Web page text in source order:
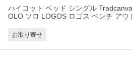
ハイコット ベッド シングル
OLO ソロ LOGOS ロゴス ベンチ ア
お取り寄せ